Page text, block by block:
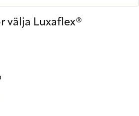
välja Luxaflex®